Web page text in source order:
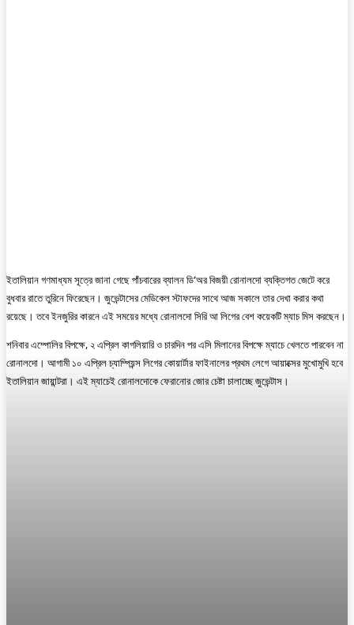
ইতালিয়ান গণমাধ্যম সূত্রে জানা গেছে পাঁচবারের ব্যালন ডি’অর বিজয়ী রোনালদো ব্যক্তিগত জেটে করে
বুধবার রাতে তুরিনে ফিরেছেন। জুভেন্টাসের মেডিকেল স্টাফদের সাথে আজ সকালে তার দেখা করার কথা
রয়েছে। তবে ইনজুরির কারনে এই সময়ের মধ্যে রোনালদো সিরি আ লিগের বেশ কয়েকটি ম্যাচ মিস করছেন।
শনিবার এম্পোলির বিপক্ষে, ২ এপ্রিল কাগলিয়ারি ও চারদিন পর এসি মিলানের বিপক্ষে ম্যাচে খেলতে পারবেন না
রোনালদো। আগামী ১০ এপ্রিল চ্যাম্পিয়ন্স লিগের কোয়ার্টার ফাইনালের প্রথম লেগে আয়াক্সের মুখোমুখি হবে
ইতালিয়ান জায়ান্টরা। এই ম্যাচেই রোনালদোকে ফেরানোর জোর চেষ্টা চালাচ্ছে জুভেন্টাস।